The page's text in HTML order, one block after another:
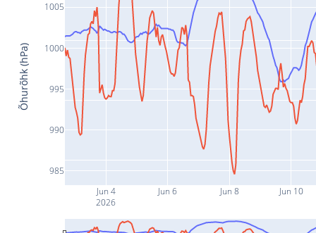
Jun 4
2026
Jun 6 Jun 8 Jun 10
985
990
995
1000
1005
Õhurõhk (hPa)